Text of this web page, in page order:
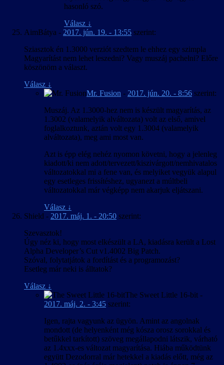
hasonló szó.
Válasz ↓
AimBátya - 2017. jún. 19. - 13:55 szerint:
Sziasztok én 1.3000 verziót szedtem le ehhez egy szimpla
Magyarítást nem lehet leszedni? Vagy muszáj pachelni? Előre
köszönöm a választ.
Válasz ↓
Mr. Fusion - 2017. jún. 20. - 8:56 szerint:
Muszáj. Az 1.3000-hez nem is készült magyarítás, az
1.3002 (valamelyik alváltozata) volt az első, amivel
foglalkoztunk, aztán volt egy 1.3004 (valamelyik
alváltozata), meg ami most van.
Azt is épp elég nehéz nyomon követni, hogy a jelenleg
kiadott/ki nem adott/tervezett/kiszivárgott/nemhivatalos
változatokkal mi a fene van, és melyiket vegyük alapul
egy esetleges frissítéshez, ugyanezt a múltbeli
változatokkal már végképp nem akarjuk eljátszani.
Válasz ↓
Shield - 2017. máj. 1. - 20:50 szerint:
Szevasztok!
Úgy néz ki, hogy most elkészült a LA, kiadásra került a Lost
Alpha Developer’s Cut v1.4002 Big Patch.
Szóval, folytatjátok a fordítást és a programozást?
Esetleg már neki is álltatok?
Válasz ↓
The Sweet Little 16-bit -
2017. máj. 2. - 3:45 szerint:
Igen, rajta vagyunk az ügyön. Amint az angolnak
mondott (de helyenként még kósza orosz sorokkal és
betűkkel tarkított) szöveg megállapodni látszik, várható
az 1.4xxx-es változat magyarítása. Hiába működtünk
együtt Dezodorral már hetekkel a kiadás előtt, még az